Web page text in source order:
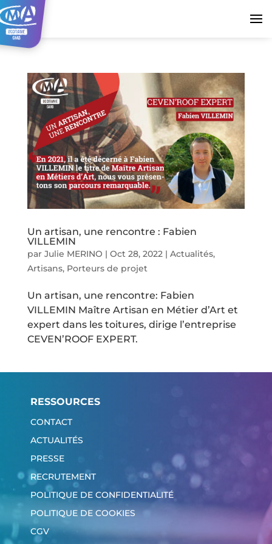
Un artisan, une rencontre : Fabien
VILLEMIN
par Julie MERINO | Oct 28, 2022| Actualités,
Artisans, Porteurs de projet
Un artisan, une rencontre: Fabien
VILLEMIN Maître Artisan en Métier d’Art et
expert dans les toitures, dirige l’entreprise
CEVEN’ROOF EXPERT.
RESSOURCES
CONTACT
ACTUALITÉS
PRESSE
RECRUTEMENT
POLITIQUE DE CONFIDENTIALITÉ
POLITIQUE DE COOKIES
CGV